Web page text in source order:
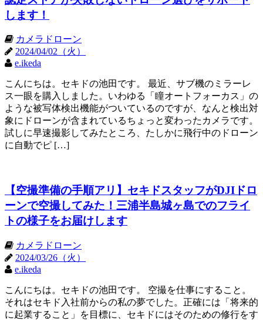
します！
カメラドローン
2024/04/02（火）
e.ikeda
こんにちは。セキドの池田です。 最近、サブ機のミラーレ
ス一眼を購入しました。いわゆる「瞳オートフォーカス」の
ような被写体検出機能がついているのですが、なんと検出対
象にドローンが含まれているちょっと変わったカメラです。
試しに早速撮影してみたところ、たしかに飛行中のドローン
に自動でピ […]
【空撮準備の手順アリ】セキドスタッフがDJIドロ
ーンで空撮してみた！三浦半島城ヶ島でのフライ
トの様子をお届けします
カメラドローン
2024/03/26（火）
e.ikeda
こんにちは。セキドの池田です。 空撮を仕事にすること。
それはセキド入社前からの私の夢でした。正確には「将来的
に起業すること」を目標に、セキドにはそのための修行をす